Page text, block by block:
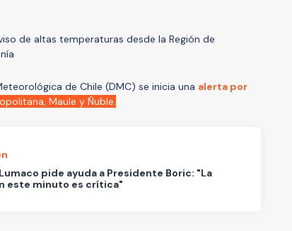
de altas temperaturas desde la Región de
de Chile (DMC) se inicia una alerta por
Maule y Ñuble.
pide ayuda a Presidente Boric: "La
este minuto es crítica"